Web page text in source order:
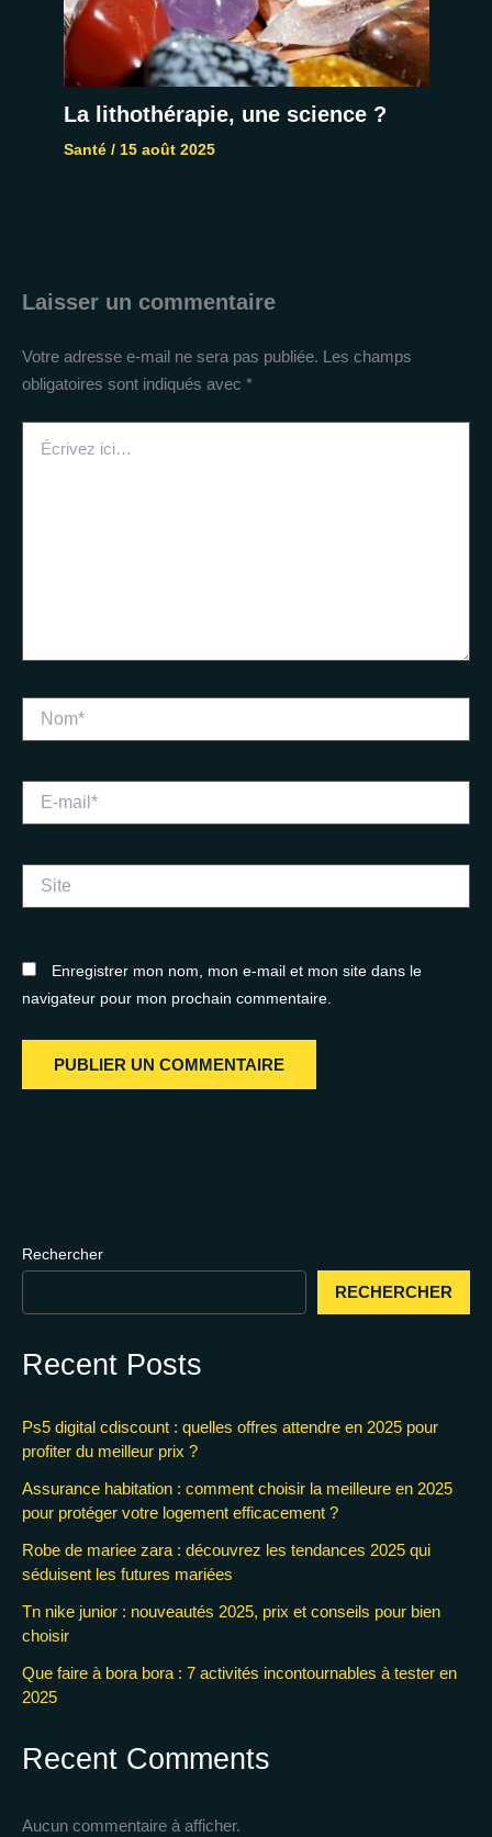
La lithothérapie, une science ?
Santé/ 15 août 2025
Laisser un commentaire
Votre adresse e-mail ne sera pas publiée. Les champs
obligatoires sont indiqués avec *
ici…
mail*
Site
Enregistrer mon nom, mon e-mail et mon site dans le
navigateur pour mon prochain commentaire.
Rechercher
RECHERCHER
Recent Posts
Ps5 digital cdiscount : quelles offres attendre en 2025 pour
profiter du meilleur prix ?
Assurance habitation : comment choisir la meilleure en 2025
pour protéger votre logement efficacement ?
Robe de mariee zara : découvrez les tendances 2025 qui
séduisent les futures mariées
Tn nike junior : nouveautés 2025, prix et conseils pour bien
choisir
Que faire à bora bora : 7 activités incontournables à tester en
2025
Recent Comments
Aucun commentaire à afficher.